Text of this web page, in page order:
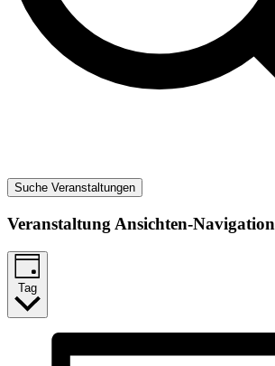
Suche Veranstaltungen
Veranstaltung Ansichten-Navigation
Tag